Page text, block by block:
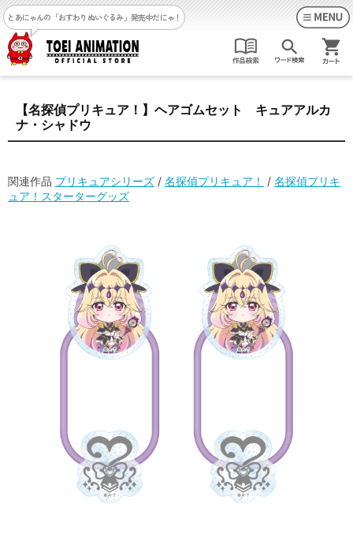
とあにゃんの「おすわりぬいぐるみ」発売中だにゃ！
【名探偵プリキュア！】ヘアゴムセット キュアアルカ
ナ・シャドウ
関連作品 プリキュアシリーズ / 名探偵プリキュア！ / 名探偵プリキ
ュア！スターターグッズ